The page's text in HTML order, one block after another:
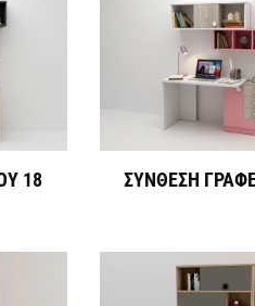
18 ΣΥΝΘΕΣΗ